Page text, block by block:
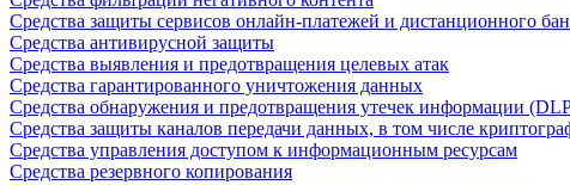
Средства защиты сервисов онлайн-платежей и дистанционного
Средства антивирусной защиты
Средства выявления и предотвращения целевых атак
Средства гарантированного уничтожения данных
Средства обнаружения и предотвращения утечек информации
Средства защиты каналов передачи данных, в том числе
Средства управления доступом к информационным ресурсам
Средства резервного копирования